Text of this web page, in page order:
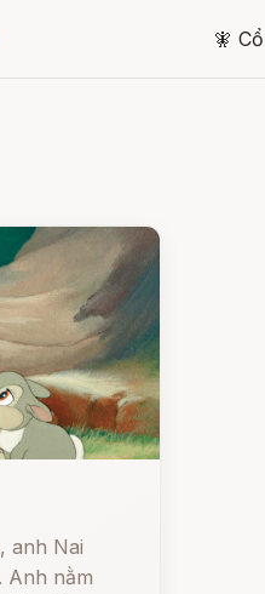
🧚
anh Nai
Anh nằm